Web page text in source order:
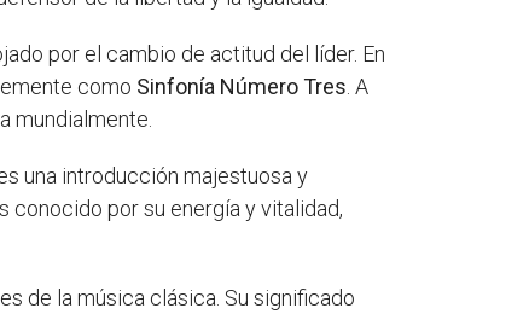
por el cambio de actitud del líder. En
como Sinfonía Número Tres . A
mundialmente.
una introducción majestuosa y
conocido por su energía y vitalidad,
de la música clásica. Su significado